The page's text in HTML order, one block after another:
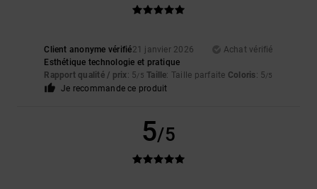
Client anonyme vérifié21 janvier 2026
Achat vérifié
Esthétique technologie et pratique
Rapport qualité / prix: 5/5 Taille: Taille parfaite Coloris: 5/5
Je recommande ce produit
5/5